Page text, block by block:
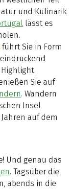
und Kulinarik
lässt es
führt Sie in Form
Sie auf
. Wandern
Insel
auf dem
Und genau das
. Tagsüber die
abends in die